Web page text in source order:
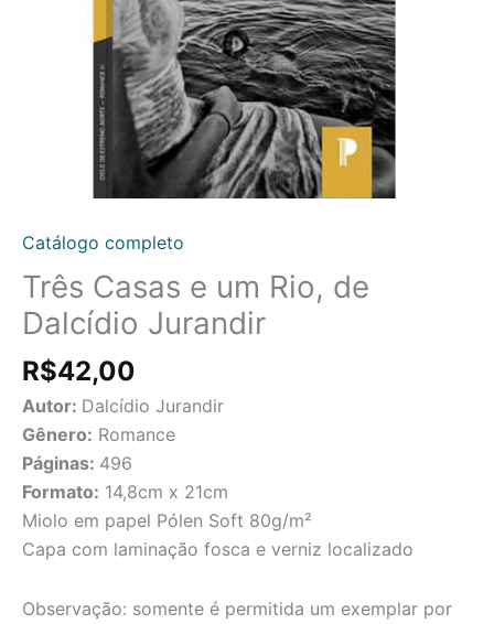
Catálogo completo
Três Casas e um Rio, de
Dalcídio Jurandir
R$42,00
Autor: Dalcídio Jurandir
Gênero: Romance
Páginas: 496
Formato: 14,8cm x 21cm
Miolo em papel Pólen Soft 80g/m²
Capa com laminação fosca e verniz localizado
Observação: somente é permitida um exemplar por